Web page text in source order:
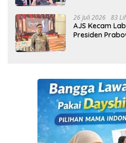
26 Juli 2026 83
AJS Kecam
Presiden